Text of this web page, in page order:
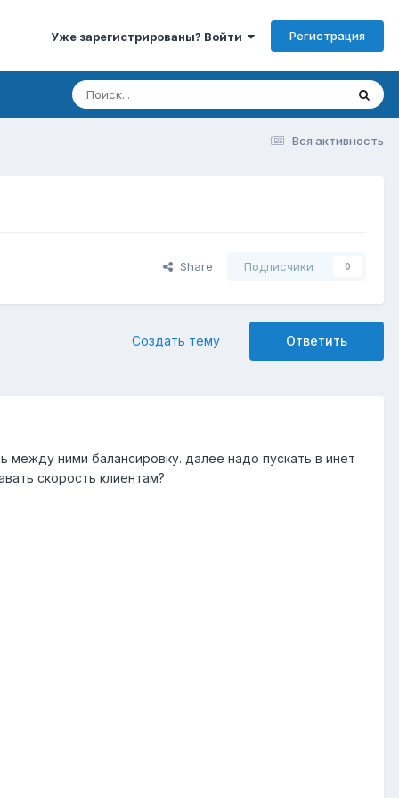
Уже зарегистрированы? Войти Регистрация
Вся активность
Share Подписчики 0
Ответить
Создать тему
ними балансировку. далее надо пускать в инет
скорость клиентам?